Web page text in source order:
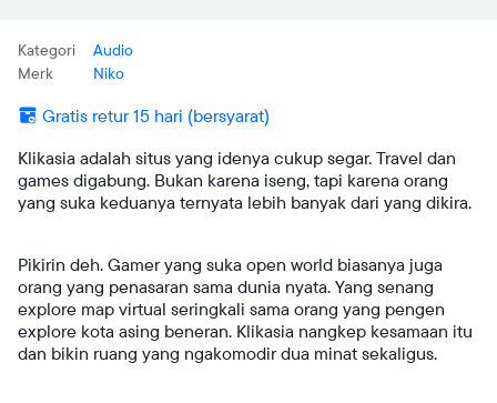
Kategori
Audio
Merk
Niko
Gratis retur 15 hari (bersyarat)
Klikasia adalah situs yang idenya cukup segar. Travel dan
games digabung. Bukan karena iseng, tapi karena orang
yang suka keduanya ternyata lebih banyak dari yang dikira.
Pikirin deh. Gamer yang suka open world biasanya juga
orang yang penasaran sama dunia nyata. Yang senang
explore map virtual seringkali sama orang yang pengen
explore kota asing beneran. Klikasia nangkep kesamaan itu
dan bikin ruang yang ngakomodir dua minat sekaligus.